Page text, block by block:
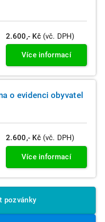
2.600,- Kč (vč. DPH)
Více informací
o evidenci obyvatel
2.600,- Kč (vč. DPH)
Více informací
pozvánky